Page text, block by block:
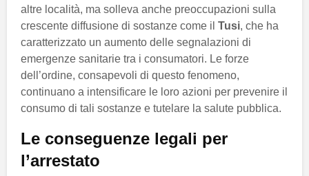
altre località, ma solleva anche preoccupazioni sulla
crescente diffusione di sostanze come il Tusi, che ha
caratterizzato un aumento delle segnalazioni di
emergenze sanitarie tra i consumatori. Le forze
dell’ordine, consapevoli di questo fenomeno,
continuano a intensificare le loro azioni per prevenire il
consumo di tali sostanze e tutelare la salute pubblica.
Le conseguenze legali per
l’arrestato